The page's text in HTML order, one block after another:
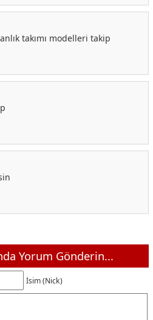
takımı modelleri takip
Yorum Gönderin...
İsim (Nick)